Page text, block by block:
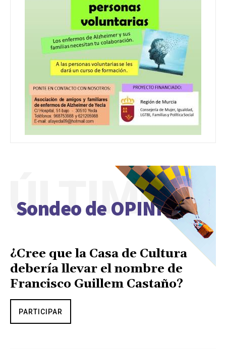
Sondeo de OPINIÓN
ÚLTIMO
¿Cree que la Casa de Cultura
debería llevar el nombre de
Francisco Guillem Castaño?
PARTICIPAR